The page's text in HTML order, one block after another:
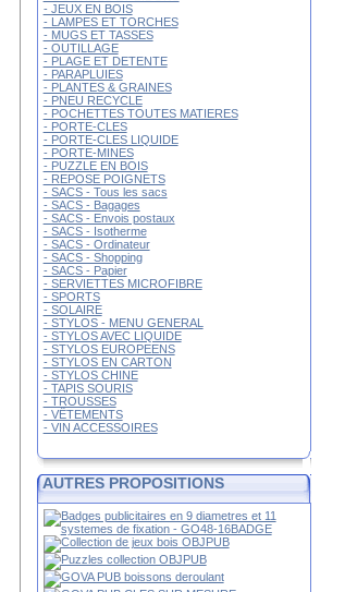
- JEUX EN BOIS
- LAMPES ET TORCHES
- MUGS ET TASSES
- OUTILLAGE
- PLAGE ET DETENTE
- PARAPLUIES
- PLANTES & GRAINES
- PNEU RECYCLE
- POCHETTES TOUTES MATIERES
- PORTE-CLES
- PORTE-CLES LIQUIDE
- PORTE-MINES
- PUZZLE EN BOIS
- REPOSE POIGNETS
- SACS - Tous les sacs
- SACS - Bagages
- SACS - Envois postaux
- SACS - Isotherme
- SACS - Ordinateur
- SACS - Shopping
- SACS - Papier
- SERVIETTES MICROFIBRE
- SPORTS
- SOLAIRE
- STYLOS - MENU GENERAL
- STYLOS AVEC LIQUIDE
- STYLOS EUROPEENS
- STYLOS EN CARTON
- STYLOS CHINE
- TAPIS SOURIS
- TROUSSES
- VÊTEMENTS
- VIN ACCESSOIRES
AUTRES PROPOSITIONS